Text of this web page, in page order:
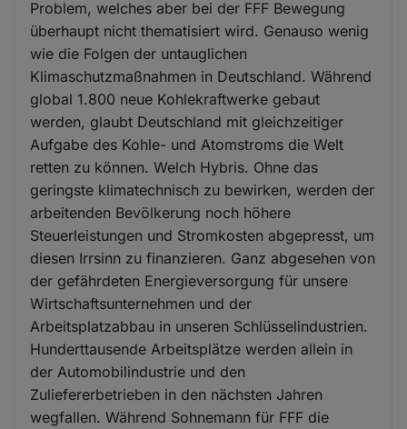
Problem, welches aber bei der FFF Bewegung
überhaupt nicht thematisiert wird. Genauso wenig
wie die Folgen der untauglichen
Klimaschutzmaßnahmen in Deutschland. Während
global 1.800 neue Kohlekraftwerke gebaut
werden, glaubt Deutschland mit gleichzeitiger
Aufgabe des Kohle- und Atomstroms die Welt
retten zu können. Welch Hybris. Ohne das
geringste klimatechnisch zu bewirken, werden der
arbeitenden Bevölkerung noch höhere
Steuerleistungen und Stromkosten abgepresst, um
diesen Irrsinn zu finanzieren. Ganz abgesehen von
der gefährdeten Energieversorgung für unsere
Wirtschaftsunternehmen und der
Arbeitsplatzabbau in unseren Schlüsselindustrien.
Hunderttausende Arbeitsplätze werden allein in
der Automobilindustrie und den
Zuliefererbetrieben in den nächsten Jahren
wegfallen. Während Sohnemann für FFF die